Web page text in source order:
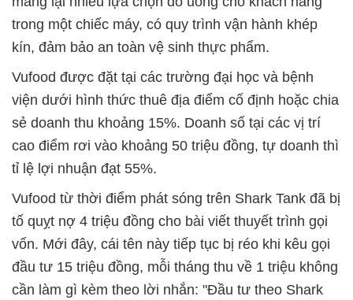
trong một chiếc máy, có quy trình vận hành khép
kín, đảm bảo an toàn vệ sinh thực phẩm.
Vufood được đặt tại các trường đại học và bệnh
viện dưới hình thức thuê địa điểm cố định hoặc chia
sẻ doanh thu khoảng 15%. Doanh số tại các vị trí
cao điểm rơi vào khoảng 50 triệu đồng, tự doanh thì
tỉ lệ lợi nhuận đạt 55%.
Vufood từ thời điểm phát sóng trên Shark Tank đã bị
tố quỵt nợ 4 triệu đồng cho bài viết thuyết trình gọi
vốn. Mới đây, cái tên này tiếp tục bị réo khi kêu gọi
đầu tư 15 triệu đồng, mỗi tháng thu về 1 triệu không
cần làm gì kèm theo lời nhắn: "Đầu tư theo Shark